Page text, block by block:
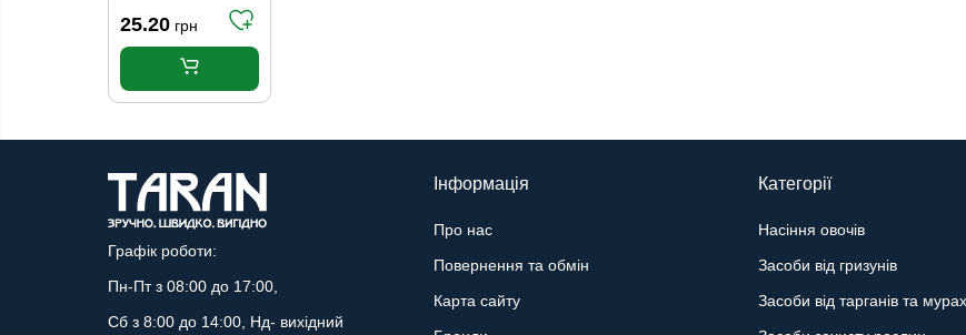
чорна 36р
25.20 грн
Графік роботи:
Пн-Пт з 08:00 до 17:00,
Сб з 8:00 до 14:00, Нд- вихідний
Інформація
Про нас
Повернення та обмін
Карта сайту
Категорії
Насіння овочів
Засоби від гризунів
Засоби від тарганів та мурах